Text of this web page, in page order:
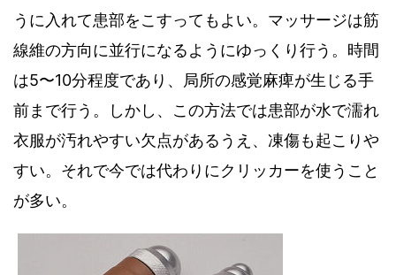
うに入れて患部をこすってもよい。マッサージは筋
線維の方向に並行になるようにゆっくり行う 。 時間
は5〜10分程度であり 、 局所の感覚麻痺が生じる手
前まで行う。しかし 、 この方法では患部が水で濡れ
衣服が汚れやすい欠点があるうえ 、 凍傷も起こりや
すい。それで今では代わりにクリッカーを使うこと
が多い。